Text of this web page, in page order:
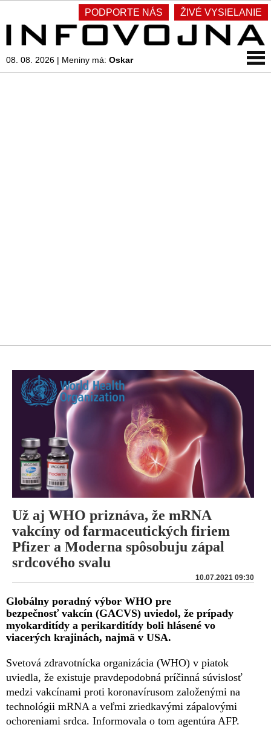
PODPORTE NÁS ŽIVÉ VYSIELANIE
08. 08. 2026 | Meniny má: Oskar
Už aj WHO priznáva, že mRNA
vakcíny od farmaceutických firiem
Pfizer a Moderna spôsobuju zápal
srdcového svalu
10.07.2021 09:30
Globálny poradný výbor WHO pre
bezpečnosť vakcín (GACVS) uviedol, že prípady
myokarditídy a perikarditídy boli hlásené vo
viacerých krajinách, najmä v USA.
Svetová zdravotnícka organizácia (WHO) v piatok
uviedla, že existuje pravdepodobná príčinná súvislosť
medzi vakcínami proti koronavírusom založenými na
technológii mRNA a veľmi zriedkavými zápalovými
ochoreniami srdca. Informovala o tom agentúra AFP.